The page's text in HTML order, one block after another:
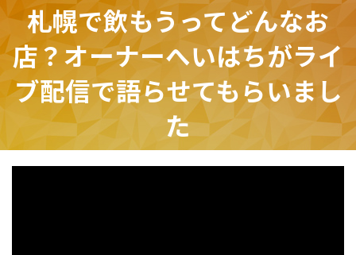
札幌で飲もうってどんなお
店？オーナーへいはちがライ
ブ配信で語らせてもらいまし
た